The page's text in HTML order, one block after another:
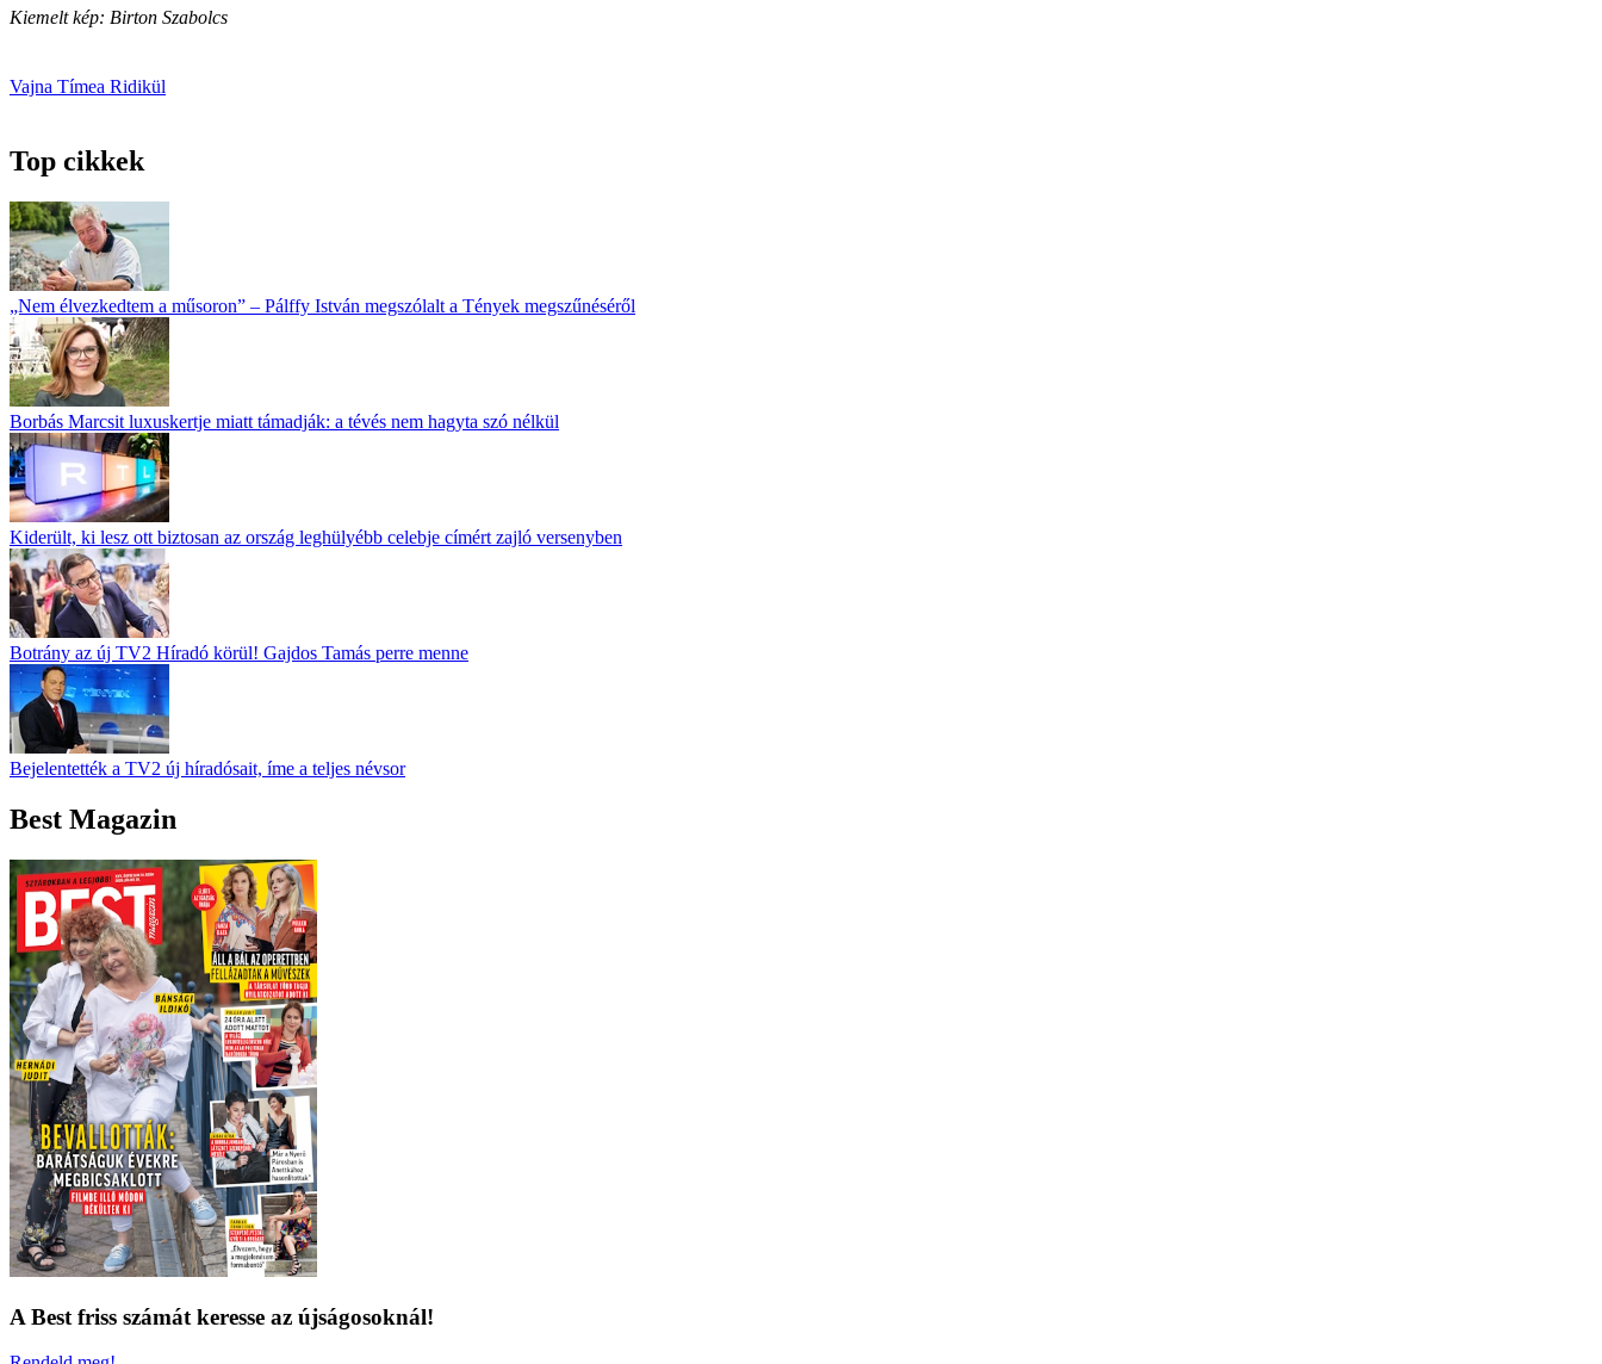
Kiemelt kép: Birton Szabolcs
Vajna Tímea Ridikül
Top cikkek
„Nem élvezkedtem a műsoron” – Pálffy István megszólalt a Tények megszűnéséről
Borbás Marcsit luxuskertje miatt támadják: a tévés nem hagyta szó nélkül
Kiderült, ki lesz ott biztosan az ország leghülyébb celebje címért zajló versenyben
Botrány az új TV2 Híradó körül! Gajdos Tamás perre menne
Bejelentették a TV2 új híradósait, íme a teljes névsor
Best Magazin
A Best friss számát keresse az újságosoknál!